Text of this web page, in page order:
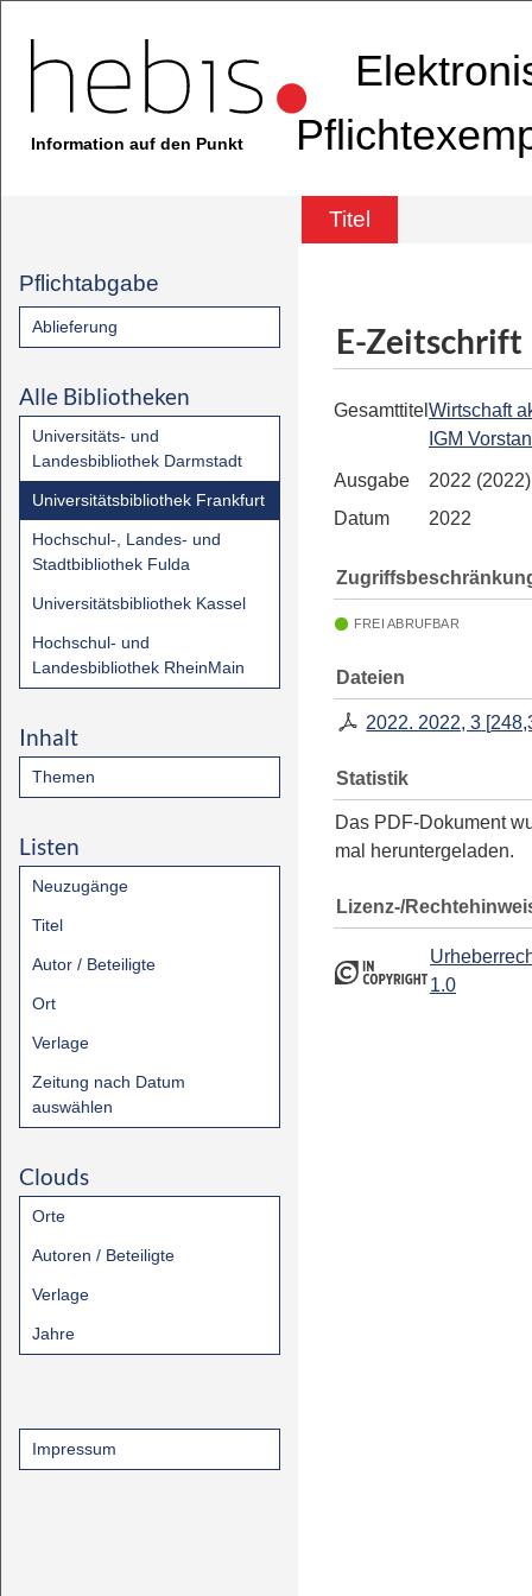
Information auf den Punkt
Titel
Pflichtabgabe
Ablieferung
Alle Bibliotheken
Universitäts- und
Landesbibliothek Darmstadt
Universitätsbibliothek Frankfurt
Hochschul-, Landes- und
Stadtbibliothek Fulda
Universitätsbibliothek Kassel
Hochschul- und
Landesbibliothek RheinMain
Inhalt
Themen
Listen
Neuzugänge
Titel
Autor / Beteiligte
Ort
Verlage
Zeitung nach Datum
auswählen
Clouds
Orte
Autoren / Beteiligte
Verlage
Jahre
Impressum
E-Zeitschrift
Gesamttitel Wirtschaft
IGM
Ausgabe
2022
Datum
2022
FREI ABRUFBAR
Dateien
2022. 2022, 3 [
Statistik
Das PDF-Dokument
mal heruntergeladen.
Lizenz-/
1.0